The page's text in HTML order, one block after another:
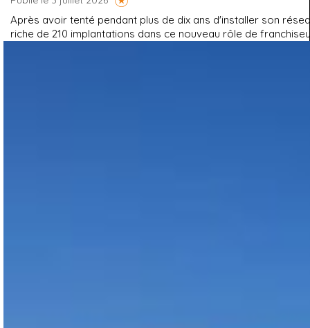
Après avoir tenté pendant plus de dix ans d'installer son
riche de 210 implantations dans ce nouveau rôle de